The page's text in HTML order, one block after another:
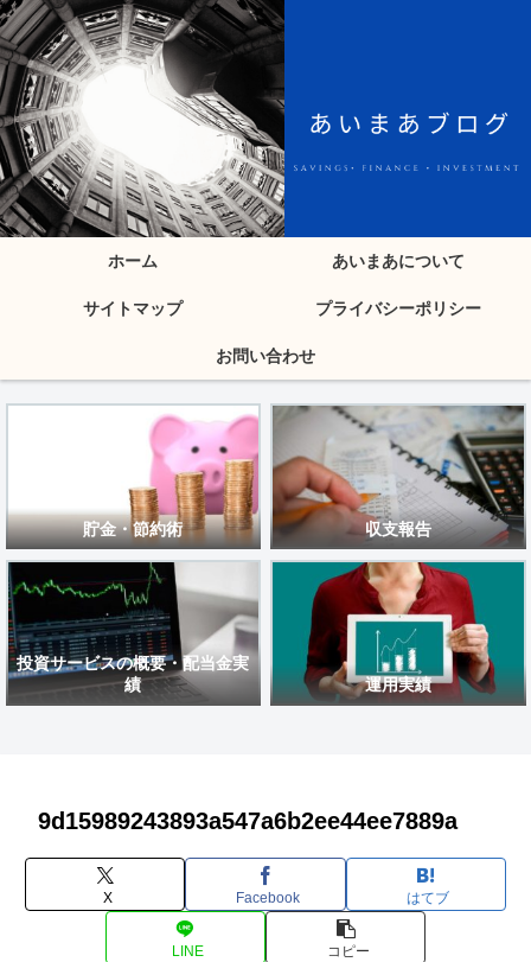
ホーム あいまあについて
サイトマップ プライバシーポリシー
お問い合わせ
貯金・節約術 収支報告
投資サービスの概要・配当金実
績
運用実績
9d15989243893a547a6b2ee44ee7889a
X Facebook はてブ
LINE コピー